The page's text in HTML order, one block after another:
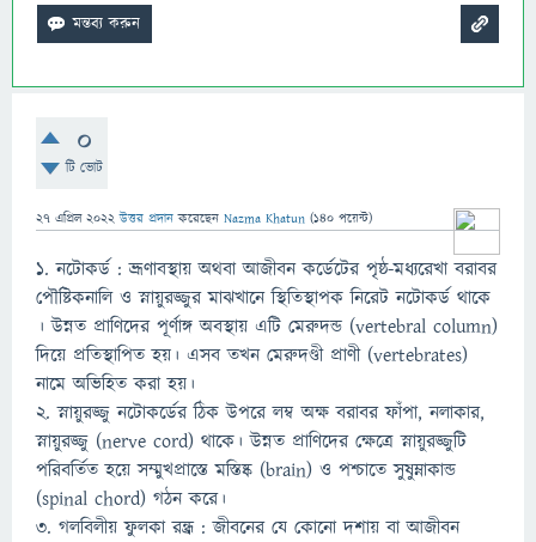
0
টি ভোট
27 এপ্রিল 2022 উত্তর প্রদান করেছেন Nazma Khatun (140 পয়েন্ট)
১. নটোকর্ড : ভ্রূণাবস্থায় অথবা আজীবন কর্ডেটের পৃষ্ঠ-মধ্যরেখা বরাবর
পৌষ্টিকনালি ও স্নায়ুরজ্জুর মাঝখানে স্থিতিস্থাপক নিরেট নটোকর্ড থাকে
। উন্নত প্রাণিদের পূর্ণাঙ্গ অবস্থায় এটি মেরুদন্ড (vertebral column)
দিয়ে প্রতিস্থাপিত হয়। এসব তখন মেরুদণ্ডী প্রাণী (vertebrates)
নামে অভিহিত করা হয়।
২. স্নায়ুরজ্জু নটোকর্ডের ঠিক উপরে লম্ব অক্ষ বরাবর ফাঁপা, নলাকার,
স্নায়ুরজ্জু (nerve cord) থাকে। উন্নত প্রাণিদের ক্ষেত্রে স্নায়ুরজ্জুটি
পরিবর্তিত হয়ে সম্মুখপ্রাস্তে মস্তিষ্ক (brain) ও পশ্চাতে সুষুম্নাকান্ড
(spinal chord) গঠন করে।
৩. গলবিলীয় ফুলকা রন্ধ্র : জীবনের যে কোনো দশায় বা আজীবন